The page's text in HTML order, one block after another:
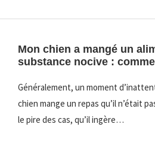
Mon chien a mangé un
substance nocive :
Généralement, un moment
chien mange un repas qu’il n’était
le pire des cas, qu’il ingère…